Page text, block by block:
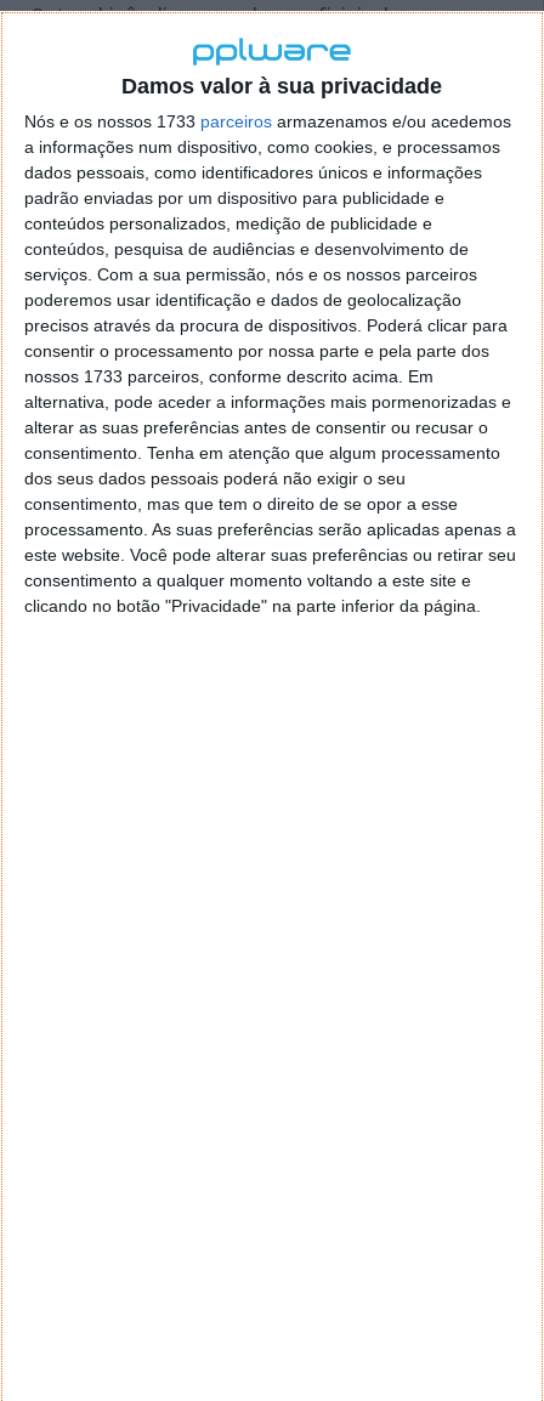
Damos valor à sua privacidade
Nós e os nossos 1733 parceiros armazenamos e/ou acedemos
a informações num dispositivo, como cookies, e processamos
dados pessoais, como identificadores únicos e informações
padrão enviadas por um dispositivo para publicidade e
conteúdos personalizados, medição de publicidade e
conteúdos, pesquisa de audiências e desenvolvimento de
serviços. Com a sua permissão, nós e os nossos parceiros
poderemos usar identificação e dados de geolocalização
precisos através da procura de dispositivos. Poderá clicar para
consentir o processamento por nossa parte e pela parte dos
nossos 1733 parceiros, conforme descrito acima. Em
alternativa, pode aceder a informações mais pormenorizadas e
alterar as suas preferências antes de consentir ou recusar o
consentimento. Tenha em atenção que algum processamento
dos seus dados pessoais poderá não exigir o seu
consentimento, mas que tem o direito de se opor a esse
processamento. As suas preferências serão aplicadas apenas a
este website. Você pode alterar suas preferências ou retirar seu
consentimento a qualquer momento voltando a este site e
clicando no botão "Privacidade" na parte inferior da página.
Outro chinês disse que alguns oficiais do governo
visitaram a sua casa, situada em Dongguan, depois
de monitorizarem a sua resposta a um tweet
O tweet estava relacionado com as medidas do
governo chinês para lidar com o surto do
Coronavírus. Assim, tal situação levou os oficiais a
acusar o homem de usar o tweet para atacar o
governo chinês. Como tal, o seu telefone foi
apreendido, e os oficiais fizeram-no assinar uma
declaração a dizer que não o repetiria.
Conforme as últimas estatísticas em tempo real, já
morreram mais de 2700 pessoas e o número de
infetados subiu para os 80 300 casos.